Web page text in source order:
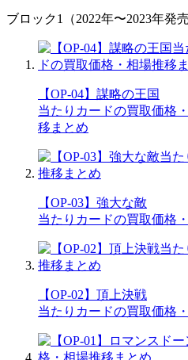
ブロック1（2022年〜2023年発売
【OP-04】謀略の王国
当たりカードの買取価格
移まとめ
【OP-03】強大な敵
当たりカードの買取価格
【OP-02】頂上決戦
当たりカードの買取価格